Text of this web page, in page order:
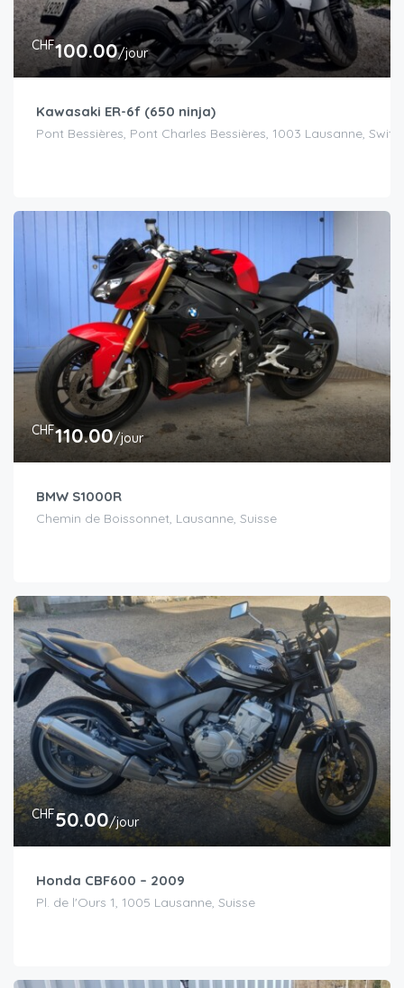
CHF100.00/jour
Kawasaki ER-6f (650 ninja)
Pont Bessières, Pont Charles Bessières, 1003 Lausanne,
CHF110.00/jour
BMW S1000R
Chemin de Boissonnet, Lausanne, Suisse
CHF50.00/jour
Honda CBF600 – 2009
Pl. de l'Ours 1, 1005 Lausanne, Suisse